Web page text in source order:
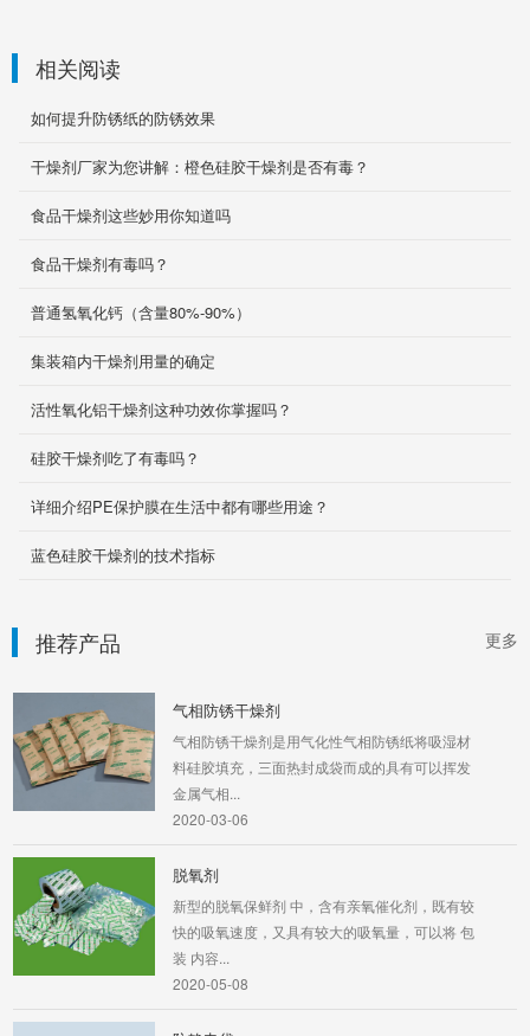
相关阅读
如何提升防锈纸的防锈效果
干燥剂厂家为您讲解：橙色硅胶干燥剂是否有毒？
食品干燥剂这些妙用你知道吗
食品干燥剂有毒吗？
普通氢氧化钙（含量80%-90%）
集装箱内干燥剂用量的确定
活性氧化铝干燥剂这种功效你掌握吗？
硅胶干燥剂吃了有毒吗？
详细介绍PE保护膜在生活中都有哪些用途？
蓝色硅胶干燥剂的技术指标
更多
推荐产品
高吸水干燥剂
2020-05-08
干燥剂
高效干燥剂是一种无色或微黄色的透明或半透明
起化学反应的...
货柜干燥剂又称高效强力吸湿剂，是具有高强吸
气相防锈干燥剂
气相防锈干燥剂是用气化性气相防锈纸将吸湿材
料硅胶填充，三面热封成袋而成的具有可以挥发
金属气相...
2020-03-06
脱氧剂
新型的脱氧保鲜剂 中，含有亲氧催化剂，既有较
快的吸氧速度，又具有较大的吸氧量，可以将 包
装 内容...
2020-05-08
防静电袋